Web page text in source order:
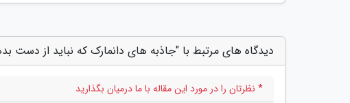
دیدگاه های مرتبط با "جاذبه های دانمارک که نباید از دست
* نظرتان را در مورد این مقاله با ما درمیان بگذارید